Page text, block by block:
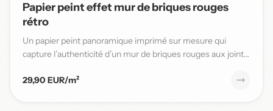
Papier peint effet mur de briques rouges
rétro
Un papier peint panoramique imprimé sur mesure qui
capture l’authenticité d’un mur de briques rouges aux joints
29,90 EUR/m²